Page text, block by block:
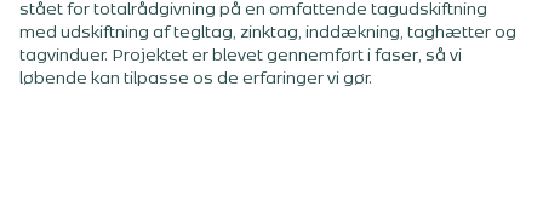
stået for totalrådgivning på en omfattende tagudskiftning
med udskiftning af tegltag, zinktag, inddækning, taghætter og
tagvinduer. Projektet er blevet gennemført i faser, så vi
løbende kan tilpasse os de erfaringer vi gør.